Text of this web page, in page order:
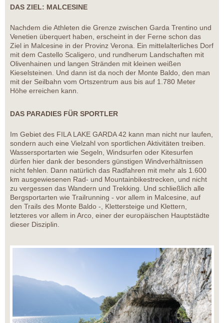
DAS ZIEL: MALCESINE
Nachdem die Athleten die Grenze zwischen Garda Trentino und
Venetien überquert haben, erscheint in der Ferne schon das
Ziel in Malcesine in der Provinz Verona. Ein mittelalterliches Dorf
mit dem Castello Scaligero, und rundherum Landschaften mit
Olivenhainen und langen Stränden mit kleinen weißen
Kieselsteinen. Und dann ist da noch der Monte Baldo, den man
mit der Seilbahn vom Ortszentrum aus bis auf 1.780 Meter
Höhe erreichen kann.
DAS PARADIES FÜR SPORTLER
Im Gebiet des FILA LAKE GARDA 42 kann man nicht nur laufen,
sondern auch eine Vielzahl von sportlichen Aktivitäten treiben.
Wassersportarten wie Segeln, Windsurfen oder Kitesurfen
dürfen hier dank der besonders günstigen Windverhältnissen
nicht fehlen. Dann natürlich das Radfahren mit mehr als 1.600
km ausgewiesenen Rad- und Mountainbikestrecken, und nicht
zu vergessen das Wandern und Trekking. Und schließlich alle
Bergsportarten wie Trailrunning - vor allem in Malcesine, auf
den Trails des Monte Baldo -, Klettersteige und Klettern,
letzteres vor allem in Arco, einer der europäischen Hauptstädte
dieser Disziplin.